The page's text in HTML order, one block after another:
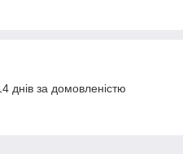
днів за домовленістю